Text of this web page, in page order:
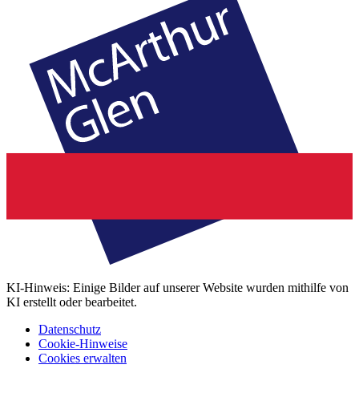
KI-Hinweis: Einige Bilder auf unserer Website wurden mithilfe von
KI erstellt oder bearbeitet.
Datenschutz
Cookie-Hinweise
Cookies erwalten